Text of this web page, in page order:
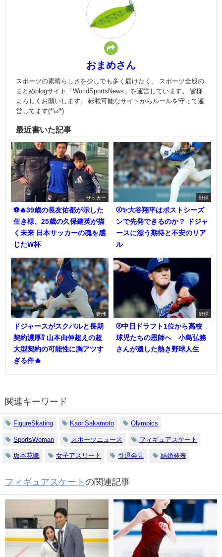
おまめさん
スポーツの素晴らしさを少しでも多く届けたく、 スポーツ全般の
まとめblogサイト「WorldSportsNews」を運営しています。 皆様
よろしくお願いします。 転載可能なサイトからルールを守って運
営してます(*'ω'*)
最近書いた記事
サッカー
⚽🔥39歳の長友佑都が示した
生き様、25歳の久保建英が描
く未来 日本サッカーの魂を感
じたW杯
野球
⚾✨大谷翔平はポストシーズ
ンで先発できるのか？ ドジャ
ースに漂う期待と不安のリア
ル
野球
ドジャースがスクバルと長期
契約濃厚⁉︎ 山本由伸超えの超
大型契約の可能性に胸アツす
ぎる件🔥
野球
⚾中日ドラフト1位から高校
球児たちの恩師へ 小島弘務
さんが遺した熱き野球人生
関連キーワード
FigureSkating KaoriSakamoto Olympics
SportsWoman スポーツニュース フィギュアスケート
坂本花織 女子アスリート 引退会見 結婚発表
フィギュアスケート の関連記事